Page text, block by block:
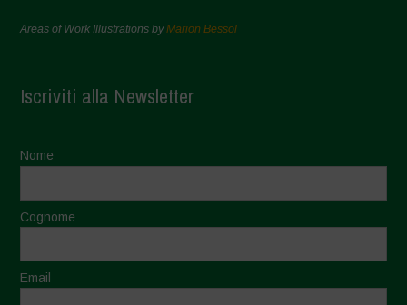
Areas of Work Illustrations byMarion Bessol
Iscriviti alla Newsletter
Nome
Cognome
Email